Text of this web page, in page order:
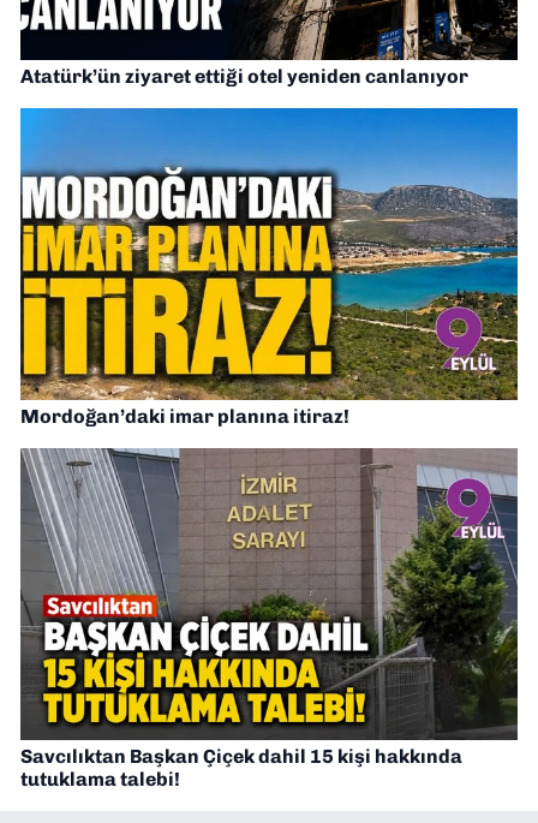
Atatürk’ün ziyaret ettiği otel yeniden canlanıyor
Mordoğan’daki imar planına itiraz!
Savcılıktan Başkan Çiçek dahil 15 kişi hakkında
tutuklama talebi!